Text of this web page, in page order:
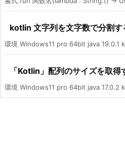
kotlin 文字列を文字数で分割す
環境 Windows11 pro 64bit java 19.0.1
「Kotlin」配列のサイズを取得
環境 Windows11 pro 64bit java 17.0.2